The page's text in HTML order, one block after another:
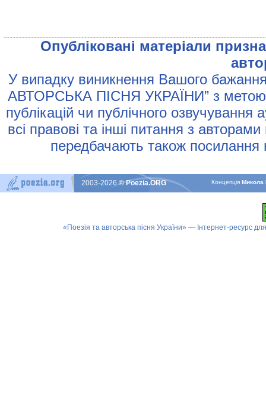
Опублiкованi матерiали
У випадку виникнення Вашого
АВТОРСЬКА ПIСНЯ УКРАЇНИ” з метою
публiкацiй чи публiчного
всi правовi та iншi питання з
передбачають також
КонцепцiяМикола
2003-2026© Poezia.ORG
«Поезія та авторська пісня України» — Інтернет-ресурс